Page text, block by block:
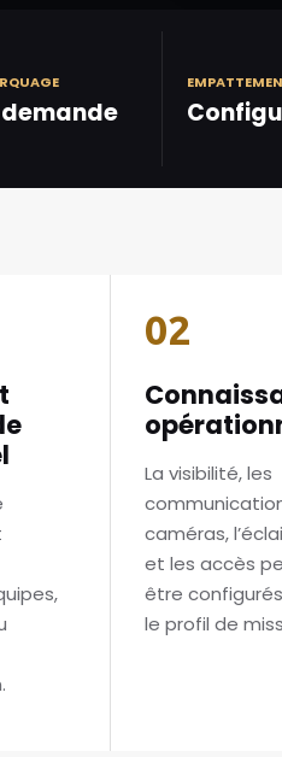
demande
02
La visibilité, les
caméras,
et les accès
être
le profil de